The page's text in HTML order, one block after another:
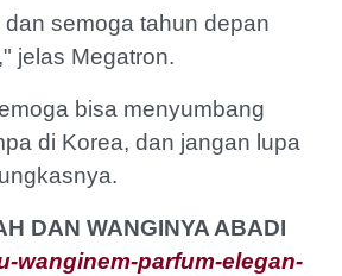
semoga tahun depan
jelas Megatron.
bisa menyumbang
di Korea, dan jangan lupa
DAN WANGINYA ABADI
wanginem-parfum-elegan-